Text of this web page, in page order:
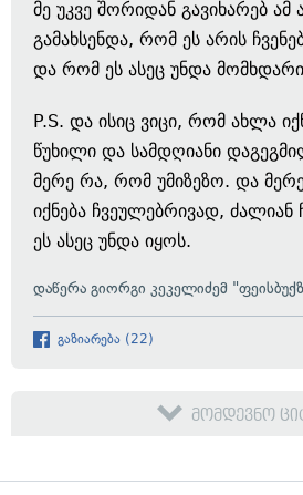
მე უკვე შორიდან გავიხარებ ამ
გამახსენდა, რომ ეს არის
და რომ ეს ასეც უნდა
P.S. და ისიც ვიცი, რომ ახლა
წუხილი და სამდღიანი
მერე რა, რომ უმიზეზო. და
იქნება ჩვეულებრივად,
ეს ასეც უნდა იყოს.
დაწერა გიორგი კეკელიძემ
გაზიარება (22)
მომდევნო